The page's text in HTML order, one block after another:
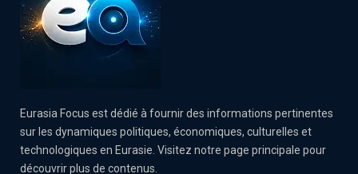
Eurasia Focus est dédié à fournir des informations pertinentes
sur les dynamiques politiques, économiques, culturelles et
technologiques en Eurasie. Visitez notre page principale pour
découvrir plus de contenus.